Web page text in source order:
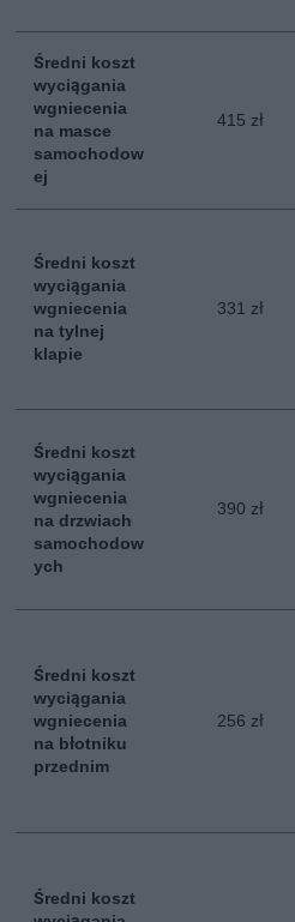
Średni koszt
wyciągania
wgniecenia
na masce
samochodow
ej
415 zł
Średni koszt
wyciągania
wgniecenia
na tylnej
klapie
331 zł
Średni koszt
wyciągania
wgniecenia
na drzwiach
samochodow
ych
390 zł
Średni koszt
wyciągania
wgniecenia
na błotniku
przednim
256 zł
Średni koszt